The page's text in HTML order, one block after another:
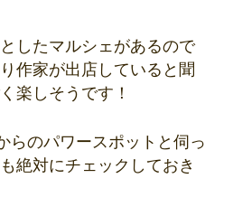
したマルシェがあるので
作家が出店していると聞
楽しそうです！
らのパワースポットと伺っ
絶対にチェックしておき